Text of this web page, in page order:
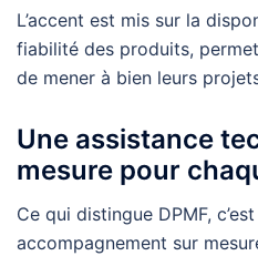
L’accent est mis sur la
fiabilité des produits,
de mener à bien leurs
Une assistance
mesure pour
Ce qui distingue DPMF,
accompagnement sur